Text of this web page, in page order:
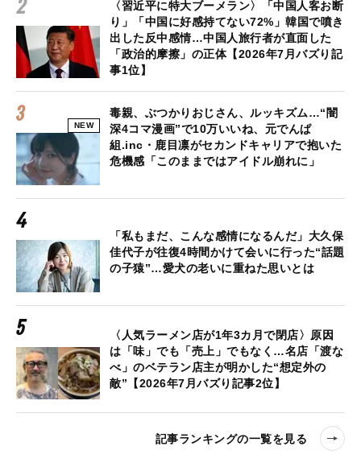
〈習近平に特大ブーメラン〉「中国人客お断
り」「中国に好感持てない72%」韓国で噴き
出した反中感情…中国人旅行者が直面した
「政治的摩擦」の正体【2026年7月バズり記
事1位】
NEW
毒親、ぶつかりおじさん、ルッキズム…“闇
深4コマ漫画”で10万いいね、元でんぱ
組.inc・鹿目凛がセカンドキャリアで抱いた
危機感「このままではアイドル崩れに」
「私もまだ、こんな感情になるんだ」大久保
佳代子が往復4時間かけて会いに行った“話題
の子猿”…愛犬の老いに重ねた思いとは
〈人気ラーメン店が1年3カ月で閉店〉原因
は「味」でも「売上」でもなく…名店「渡な
べ」のベテラン店主が明かした“想定外の
敵”【2026年7月バズり記事2位】
記事ランキングの一覧を見る